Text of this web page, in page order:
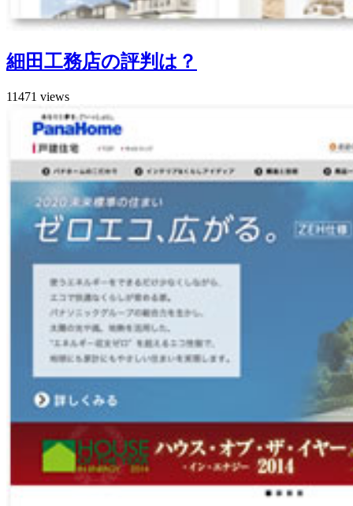
細田工務店の評判は？
11471 views